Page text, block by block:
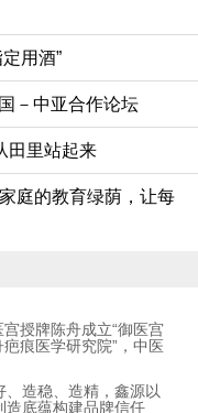
用酒”
－中亚合作论坛
田里站起来
庭的教育绿荫，让每
宫授牌陈舟成立“御医宫
疤痕医学研究院”，中医
、造稳、造精，鑫源以
造底蕴构建品牌信任